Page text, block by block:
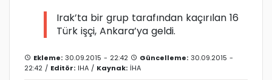
Irak’ta bir grup tarafından kaçırılan 16
Türk işçi, Ankara’ya geldi.
Ekleme: 30.09.2015 - 22:42 Güncelleme: 30.09.2015 -
22:42 / Editör: IHA / Kaynak: İHA